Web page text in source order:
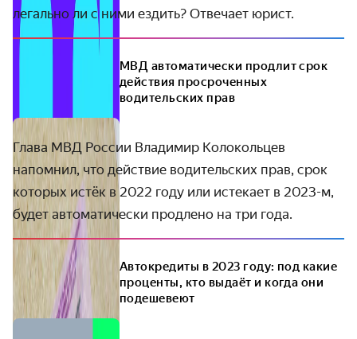
легально ли с ними ездить? Отвечает юрист.
МВД автоматически продлит срок
действия просроченных
водительских прав
Глава МВД России Владимир Колокольцев
напомнил, что действие водительских прав, срок
которых истёк в 2022 году или истекает в 2023-м,
будет автоматически продлено на три года.
Автокредиты в 2023 году: под какие
проценты, кто выдаёт и когда они
подешевеют